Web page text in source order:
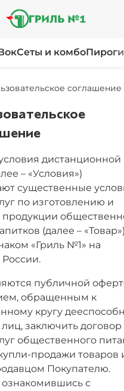
Сеты и комбо
соглашение
дистанционной
– «Условия»)
существенные
по изготовлению и
продукции
(далее –
«Гриль №1» на
публичной
обращенным к
кругу
заключить договор
общественного
продажи товаров
Покупателю.
ознакомившись с